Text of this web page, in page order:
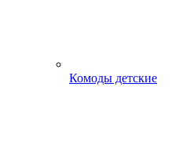
Комоды детские